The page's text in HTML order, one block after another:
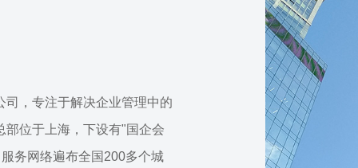
，专注于解决企业管理中的
部位于上海，下设有"国企会
务网络遍布全国200多个城